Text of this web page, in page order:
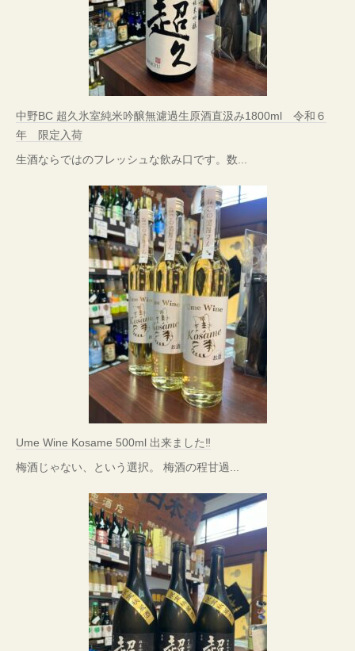
中野BC 超久氷室純米吟醸無濾過生原酒直汲み1800ml 令和６
年 限定入荷
生酒ならではのフレッシュな飲み口です。数...
Ume Wine Kosame 500ml 出来ました‼
梅酒じゃない、という選択。 梅酒の程甘過...